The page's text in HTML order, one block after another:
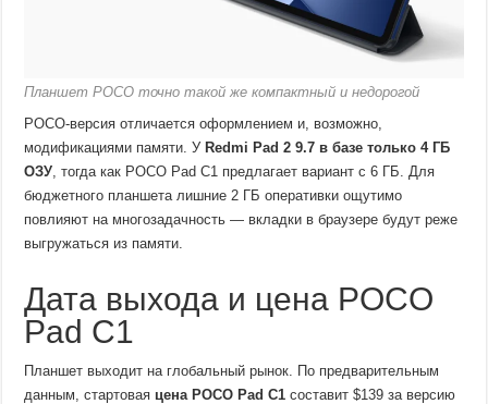
Планшет POCO точно такой же компактный и недорогой
POCO-версия отличается оформлением и, возможно,
модификациями памяти. У Redmi Pad 2 9.7 в базе только 4 ГБ
ОЗУ , тогда как POCO Pad C1 предлагает вариант с 6 ГБ. Для
бюджетного планшета лишние 2 ГБ оперативки ощутимо
повлияют на многозадачность — вкладки в браузере будут реже
выгружаться из памяти.
Дата выхода и цена POCO
Pad C1
Планшет выходит на глобальный рынок. По предварительным
данным, стартовая цена POCO Pad C1 составит $139 за версию